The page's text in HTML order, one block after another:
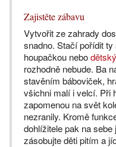
Zajistěte zábavu
Vytvořit ze zahrady
snadno. Stačí pořídit
houpačkou nebo
rozhodně nebude. Ba
stavěním báboviček,
všichni malí i velcí. Při
zapomenou na svět
nezranily. Kromě
dohlížitele pak na
zásobujte děti pitím a